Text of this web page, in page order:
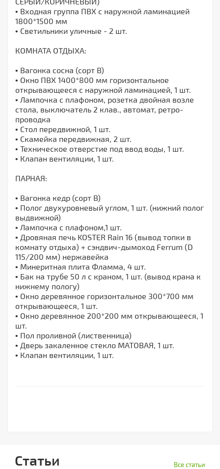
• Входная группа ПВХ с наружной ламинацией
1800*1500 мм
• Светильники уличные - 2 шт.
КОМНАТА ОТДЫХА:
• Вагонка сосна (сорт В)
• Окно ПВХ 1400*800 мм горизонтальное
открывающееся с наружной ламинацией, 1 шт.
• Лампочка с плафоном, розетка двойная возле
стола, выключатель 2 клав., автомат, ретро-
проводка
• Стол передвижной, 1 шт.
• Скамейка передвижная, 2 шт.
• Техническое отверстие под ввод воды, 1 шт.
• Клапан вентиляции, 1 шт.
ПАРНАЯ:
• Вагонка кедр (сорт В)
• Полог двухуровневый углом, 1 шт. (нижний полог
выдвижной)
• Лампочка с плафоном,1 шт.
• Дровяная печь KOSTER Rain 16 (вывод топки в
комнату отдыха) + сэндвич-дымоход Ferrum (D
115/200 мм) нержавейка
• Минеритная плита Фламма, 4 шт.
• Бак на трубе 50 л с краном, 1 шт. (вывод крана к
нижнему пологу)
• Окно деревянное горизонтальное 300*700 мм
открывающееся, 1 шт.
• Окно деревянное 200*200 мм открывающееся, 1
шт.
• Пол проливной (лиственница)
• Дверь закаленное стекло МАТОВАЯ, 1 шт.
• Клапан вентиляции, 1 шт.
Статьи Все статьи